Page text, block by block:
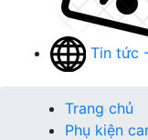
Tin tức
Trang chủ
Phụ kiện